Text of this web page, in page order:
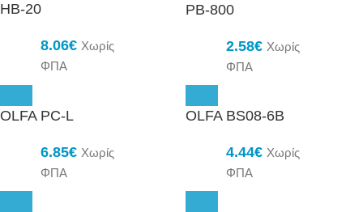
HB-20
8.06€ Χωρίς
ΦΠΑ
PB-800
2.58€ Χωρίς
ΦΠΑ
OLFA PC-L
6.85€ Χωρίς
ΦΠΑ
OLFA BS08-6B
4.44€ Χωρίς
ΦΠΑ